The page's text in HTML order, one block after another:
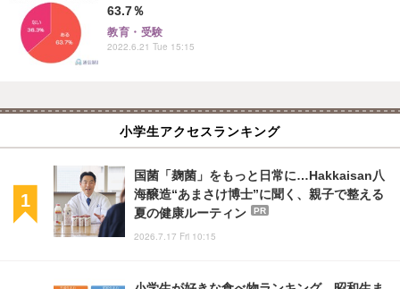
63.7％
教育・受験
2022.6.21 Tue 15:15
小学生アクセスランキング
国菌「麹菌」をもっと日常に…Hakkaisan八
海醸造“あまさけ博士”に聞く、親子で整える
夏の健康ルーティン
PR
2026.7.17 Fri 10:15